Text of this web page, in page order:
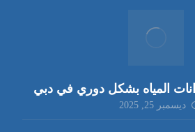
المياه بشكل دوري في دبي
ديسمبر 25, 2025